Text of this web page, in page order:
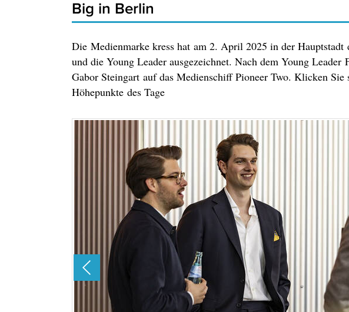
Big in Berlin
Die Medienmarke kress hat am 2. April 2025 in der Hauptstadt
und die Young Leader ausgezeichnet. Nach dem Young Leader
Gabor Steingart auf das Medienschiff Pioneer Two. Klicken
Höhepunkte des Tage